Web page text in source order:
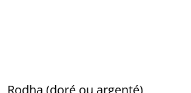
Rodha (doré ou argenté)